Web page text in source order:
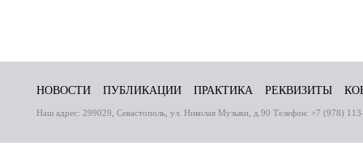
НОВОСТИ ПУБЛИКАЦИИ ПРАКТИКА РЕКВИЗИТЫ
Наш адрес: 299029, Севастополь, ул. Николая Музыки, д.90 Телефон: +7 (978)